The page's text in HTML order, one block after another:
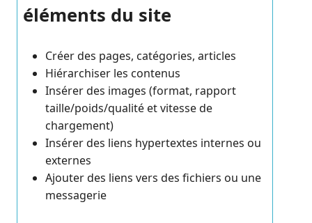
éléments du site
Créer des pages, catégories, articles
Hiérarchiser les contenus
Insérer des images (format, rapport
taille/poids/qualité et vitesse de
chargement)
Insérer des liens hypertextes internes ou
externes
Ajouter des liens vers des fichiers ou une
messagerie